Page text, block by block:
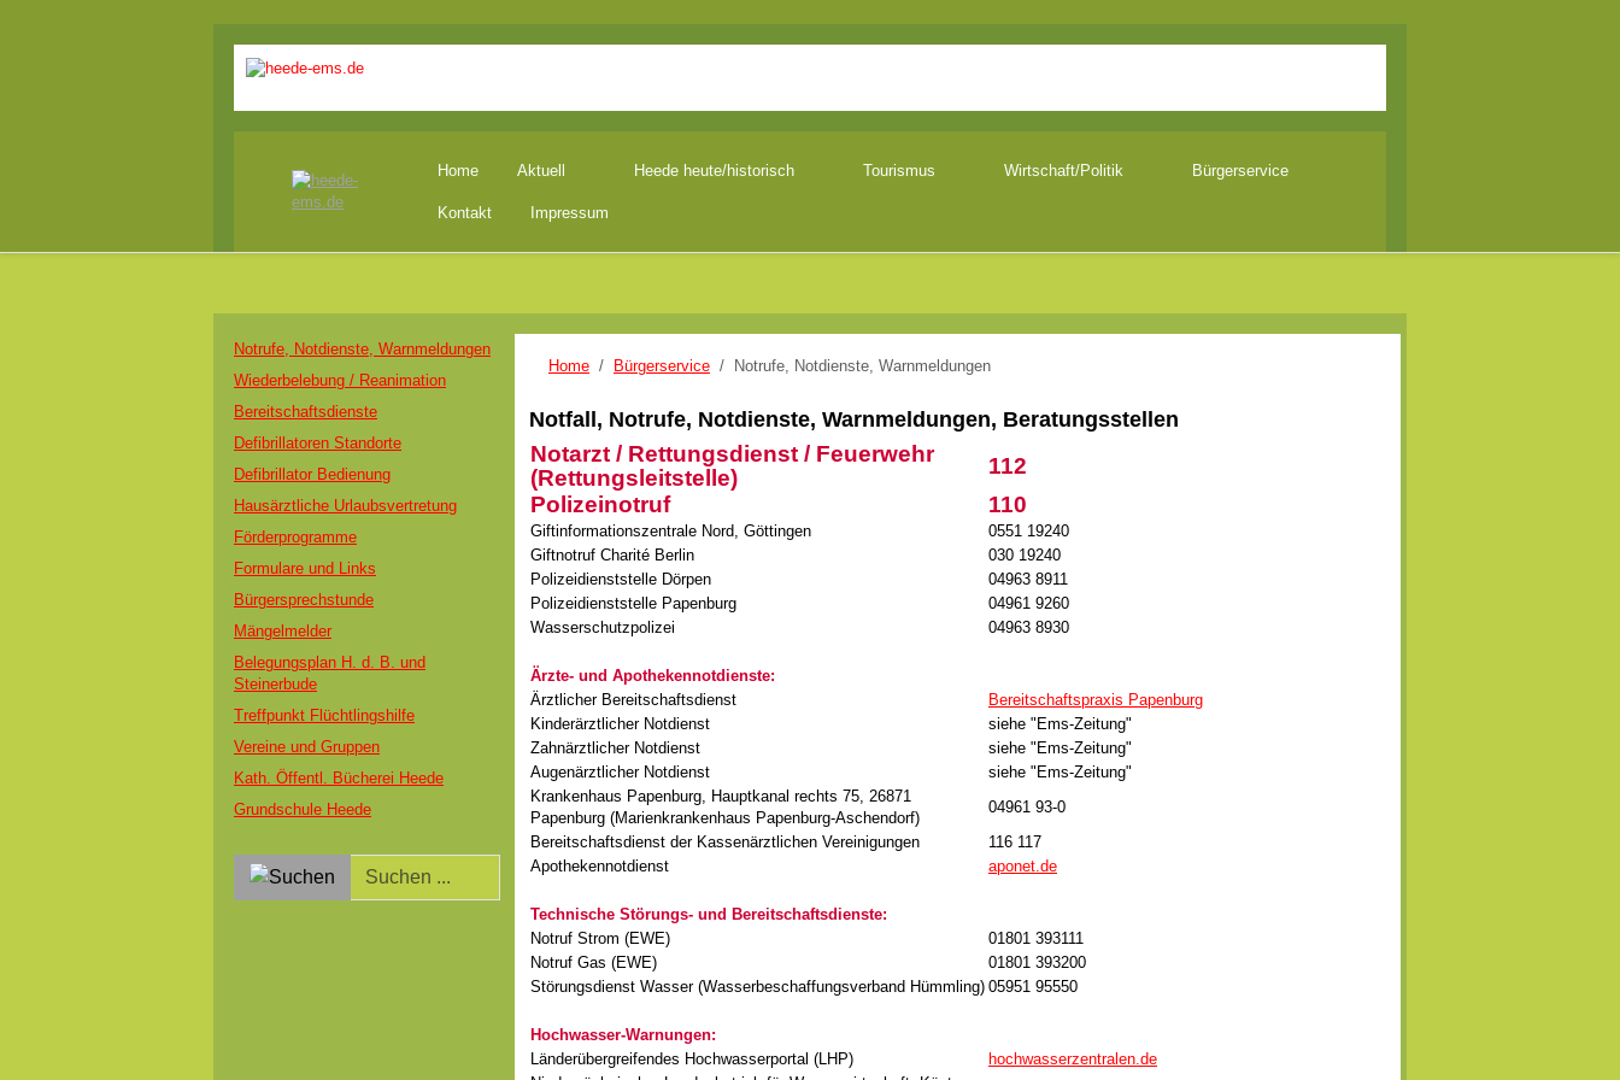
Home Aktuell Heede heute/historisch Tourismus Wirtschaft/Politik Bürgerservice
Kontakt Impressum
Notrufe, Notdienste, Warnmeldungen
Wiederbelebung / Reanimation
Bereitschaftsdienste
Defibrillatoren Standorte
Defibrillator Bedienung
Hausärztliche Urlaubsvertretung
Förderprogramme
Formulare und Links
Bürgersprechstunde
Mängelmelder
Belegungsplan H. d. B. und
Steinerbude
Treffpunkt Flüchtlingshilfe
Vereine und Gruppen
Kath. Öffentl. Bücherei Heede
Grundschule Heede
Home Bürgerservice Notrufe, Notdienste, Warnmeldungen
Notfall, Notrufe, Notdienste, Warnmeldungen, Beratungsstellen
Notarzt / Rettungsdienst / Feuerwehr
(Rettungsleitstelle)
112
Polizeinotruf
110
Giftinformationszentrale Nord, Göttingen
0551 19240
Giftnotruf Charité Berlin
030 19240
Polizeidienststelle Dörpen
04963 8911
Polizeidienststelle Papenburg
04961 9260
Wasserschutzpolizei
04963 8930
Ärzte- und Apothekennotdienste:
Ärztlicher Bereitschaftsdienst
Bereitschaftspraxis Papenburg
Kinderärztlicher Notdienst
siehe "Ems-Zeitung"
Zahnärztlicher Notdienst
siehe "Ems-Zeitung"
Augenärztlicher Notdienst
siehe "Ems-Zeitung"
Krankenhaus Papenburg, Hauptkanal rechts 75, 26871
Papenburg (Marienkrankenhaus Papenburg-Aschendorf)
04961 93-0
Bereitschaftsdienst der Kassenärztlichen Vereinigungen
116 117
Apothekennotdienst
aponet.de
Technische Störungs- und Bereitschaftsdienste:
Notruf Strom (EWE)
01801 393111
Notruf Gas (EWE)
01801 393200
Störungsdienst Wasser (Wasserbeschaffungsverband Hümmling) 05951 95550
Hochwasser-Warnungen:
Länderübergreifendes Hochwasserportal (LHP)
hochwasserzentralen.de